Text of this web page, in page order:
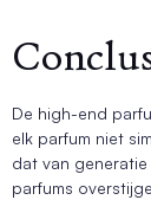
De high-end
elk parfum niet
dat van
parfums